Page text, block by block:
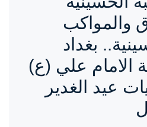
والمواكب
بغداد
الامام علي (ع)
عيد الغدير